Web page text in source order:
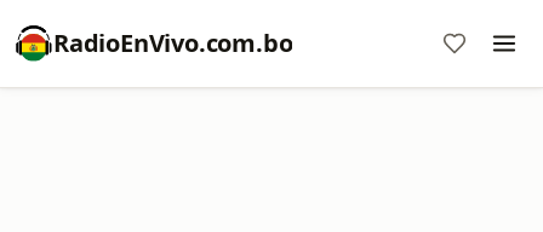
RadioEnVivo.com.bo